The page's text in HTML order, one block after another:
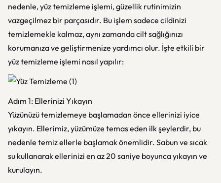
nedenle, yüz temizleme işlemi, güzellik rutinimizin
vazgeçilmez bir parçasıdır. Bu işlem sadece cildinizi
temizlemekle kalmaz, aynı zamanda cilt sağlığınızı
korumanıza ve geliştirmenize yardımcı olur. İşte etkili bir
yüz temizleme işlemi nasıl yapılır:
Adım 1: Ellerinizi Yıkayın
Yüzünüzü temizlemeye başlamadan önce ellerinizi iyice
yıkayın. Ellerimiz, yüzümüze temas eden ilk şeylerdir, bu
nedenle temiz ellerle başlamak önemlidir. Sabun ve sıcak
su kullanarak ellerinizi en az 20 saniye boyunca yıkayın ve
kurulayın.